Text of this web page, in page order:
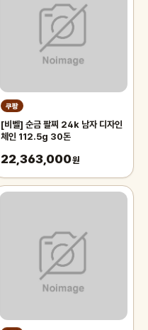
쿠팡
[비벨] 순금 팔찌 24k 남자 디자인
체인 112.5g 30돈
22,363,000원